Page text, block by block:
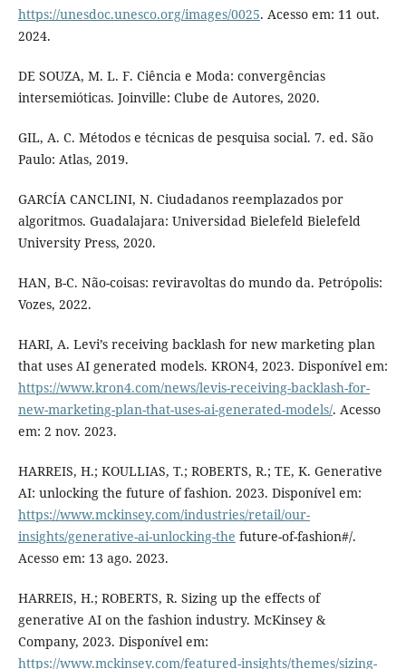
https://unesdoc.unesco.org/images/0025. Acesso em: 11 out.
2024.
DE SOUZA, M. L. F. Ciência e Moda: convergências
intersemióticas. Joinville: Clube de Autores, 2020.
GIL, A. C. Métodos e técnicas de pesquisa social. 7. ed. São
Paulo: Atlas, 2019.
GARCÍA CANCLINI, N. Ciudadanos reemplazados por
algoritmos. Guadalajara: Universidad Bielefeld Bielefeld
University Press, 2020.
HAN, B-C. Não-coisas: reviravoltas do mundo da. Petrópolis:
Vozes, 2022.
HARI, A. Levi’s receiving backlash for new marketing plan
that uses AI generated models. KRON4, 2023. Disponível em:
https://www.kron4.com/news/levis-receiving-backlash-for-
new-marketing-plan-that-uses-ai-generated-models/. Acesso
em: 2 nov. 2023.
HARREIS, H.; KOULLIAS, T.; ROBERTS, R.; TE, K. Generative
AI: unlocking the future of fashion. 2023. Disponível em:
https://www.mckinsey.com/industries/retail/our-
insights/generative-ai-unlocking-the future-of-fashion#/.
Acesso em: 13 ago. 2023.
HARREIS, H.; ROBERTS, R. Sizing up the effects of
generative AI on the fashion industry. McKinsey &
Company, 2023. Disponível em:
https://www.mckinsey.com/featured-insights/themes/sizing-